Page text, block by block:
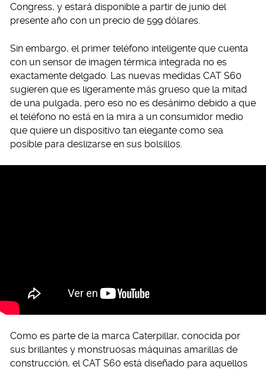
Congress, y estará disponible a partir de junio del
presente año con un precio de 599 dólares.
Sin embargo, el primer teléfono inteligente que cuenta
con un sensor de imagen térmica integrada no es
exactamente delgado. Las nuevas medidas CAT S60
sugieren que es ligeramente más grueso que la mitad
de una pulgada, pero eso no es desánimo debido a que
el teléfono no está en la mira a un consumidor medio
que quiere un dispositivo tan elegante como sea
posible para deslizarse en sus bolsillos.
Como es parte de la marca Caterpillar, conocida por
sus brillantes y monstruosas máquinas amarillas de
construcción, el CAT S60 está diseñado para aquellos